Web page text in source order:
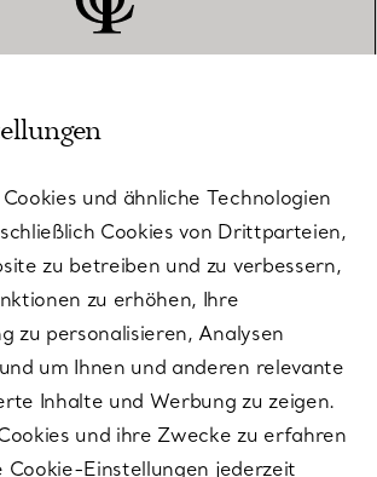
und ähnliche Technologien
Cookies von Drittparteien,
zu betreiben und zu verbessern,
zu erhöhen, Ihre
zu personalisieren, Analysen
um Ihnen und anderen relevante
Inhalte und Werbung zu zeigen.
und ihre Zwecke zu erfahren
Cookie-Einstellungen jederzeit